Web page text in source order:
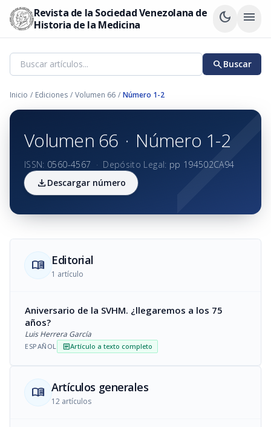
Revista de la Sociedad Venezolana de
Historia de la Medicina
dark_mode menu
searchBuscar
Inicio / Ediciones / Volumen 66 / Número 1-2
Volumen 66 · Número 1-2
ISSN: 0560-4567 · Depósito Legal: pp 194502CA94
downloadDescargar número
menu_book Editorial
1 artículo
Aniversario de la SVHM. ¿llegaremos a los 75
años?
Luis Herrera García
ESPAÑOL articleArtículo a texto completo
menu_book Artículos generales
12 artículos